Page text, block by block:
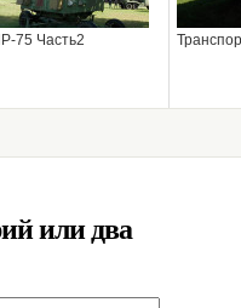
75 Часть2
или два